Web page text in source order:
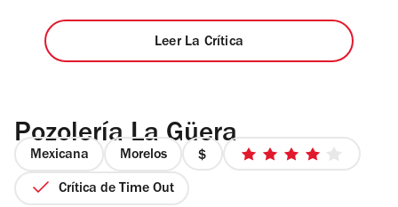
Leer La Crítica
Pozolería La Güera
Mexicana Morelos
precio
4
Crítica de Time Out